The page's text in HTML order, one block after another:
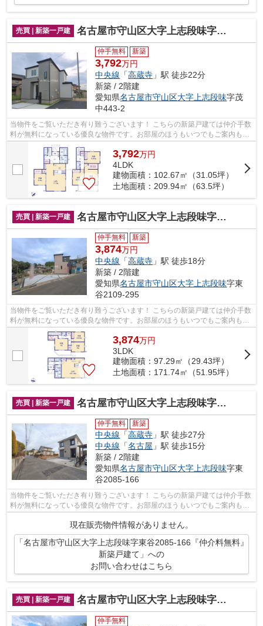
売買 | 新築一戸建 名古屋市守山区大字上志段味字茂中443-2『仲介料無料』新築戸建て
仲手無料 新築
3,792万円
中央線 「高蔵寺 」駅 徒歩22分
新築 / 2階建
愛知県名古屋市守山区大字上志段味字茂
中443-2
当物件をご覧いただき有り難うございます！ こちらの新築戸建ては仲介手数
料が無料になっている優良な物件です。お部屋のほうもいつでもご案内もさ
せて頂きますのでお気軽にお問合せ下...
3,792万円
4LDK
建物面積：102.67㎡（31.05坪）
土地面積：209.94㎡（63.5坪）
売買 | 新築一戸建 名古屋市守山区大字上志段味字東谷2109-295『仲介料無料』新築戸建て
仲手無料 新築
3,874万円
中央線 「高蔵寺 」駅 徒歩18分
新築 / 2階建
愛知県名古屋市守山区大字上志段味字東
谷2109-295
当物件をご覧いただき有り難うございます！ こちらの新築戸建ては仲介手数
料が無料になっている優良な物件です。お部屋のほうもいつでもご案内もさ
せて頂きますのでお気軽にお問合せ下...
3,874万円
3LDK
建物面積：97.29㎡（29.43坪）
土地面積：171.74㎡（51.95坪）
売買 | 新築一戸建 名古屋市守山区大字上志段味字東谷2085-166『仲介料無料』新築戸建て
仲手無料 新築
中央線 「高蔵寺 」駅 徒歩27分
中央線 「名古屋 」駅 徒歩15分
新築 / 2階建
愛知県名古屋市守山区大字上志段味字東
谷2085-166
当物件をご覧いただき有り難うございます！ こちらの新築戸建ては仲介手数
料が無料になっている優良な物件です。お部屋のほうもいつでもご案内もさ
せて頂きますのでお気軽にお問合せ下...
現在販売物件情報がありません。
「名古屋市守山区大字上志段味字東谷2085-166『仲介料無料』
新築戸建て」への
お問い合わせはこちら
売買 | 新築一戸建 名古屋市守山区大字上志段味字東谷2088-164『仲介料無料』新築戸建て
仲手無料